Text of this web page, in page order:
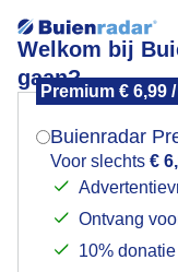
Welkom bij
gaan?
Premium € 6,99
Buienradar
Voor slechts €
Ontvang
10%
Regen op de
Mogen we
Indien je hier
verschijnt er zo